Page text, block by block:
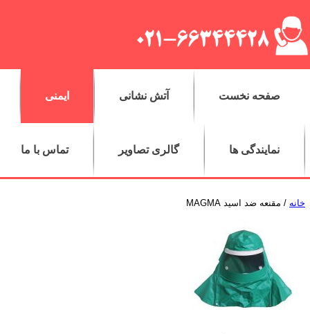
صفحه نخست آتش نشانی ایمنی
نمایندگی ها گالری تصاویر تماس با ما
خانه / مقنعه ضد اسید MAGMA